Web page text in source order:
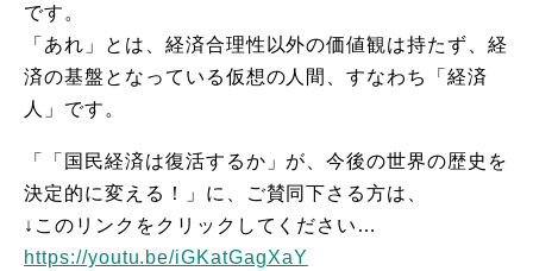
です。
「あれ」とは、経済合理性以外の価値観は持たず、経
済の基盤となっている仮想の人間、すなわち「経済
人」です。
「「国民経済は復活するか」が、今後の世界の歴史を
決定的に変える！」に、ご賛同下さる方は、
↓このリンクをクリックしてください…
https://youtu.be/iGKatGagXaY